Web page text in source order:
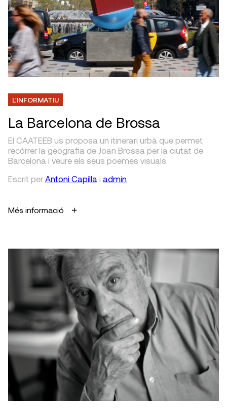
L'INFORMATIU
La Barcelona de Brossa
El CAATEEB us proposa un itinerari urbà que permet
recórrer la geografia de Joan Brossa per la ciutat de
Barcelona i veure els seus poemes visuals.
Escrit per Antoni Capilla i admin
Més informació